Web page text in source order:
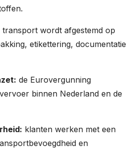
transport wordt afgestemd op
etikettering, documentatie
de Eurovergunning
binnen Nederland en de
klanten werken met een
en